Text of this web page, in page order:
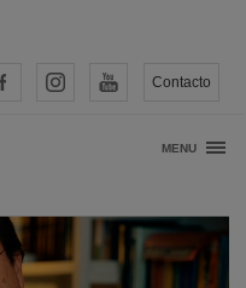
Contacto
MENU
para